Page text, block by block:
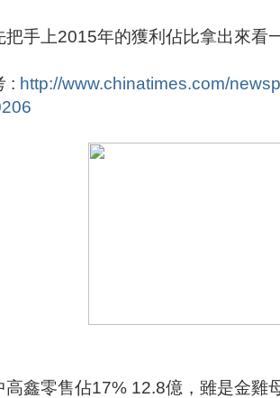
把手上2015年的獲利佔比拿出來看
: http://www.chinatimes.com/
高鑫零售佔17% 12.8億，雖是金雞